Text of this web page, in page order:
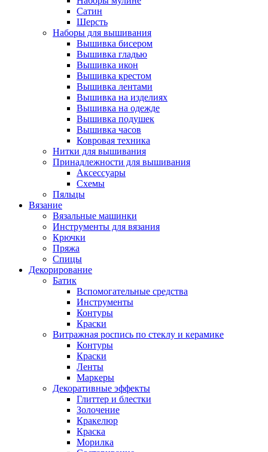
Сатин
Шерсть
Наборы для вышивания
Вышивка бисером
Вышивка гладью
Вышивка икон
Вышивка крестом
Вышивка лентами
Вышивка на изделиях
Вышивка на одежде
Вышивка подушек
Вышивка часов
Ковровая техника
Нитки для вышивания
Принадлежности для вышивания
Аксессуары
Схемы
Пяльцы
Вязание
Вязальные машинки
Инструменты для вязания
Крючки
Пряжа
Спицы
Декорирование
Батик
Вспомогательные средства
Инструменты
Контуры
Краски
Витражная роспись по стеклу и керамике
Контуры
Краски
Ленты
Маркеры
Декоративные эффекты
Глиттер и блестки
Золочение
Кракелюр
Краска
Морилка